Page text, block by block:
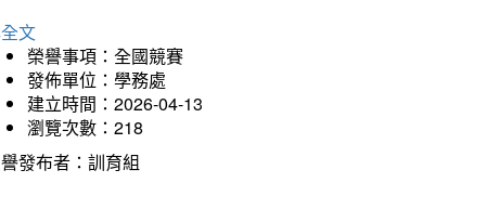
文
榮譽事項：全國競賽
發佈單位：學務處
建立時間：2026-04-13
瀏覽次數：218
發布者：訓育組